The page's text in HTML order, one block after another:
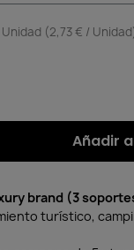
(2,73 € /
Añadir
brand (3
turístico,